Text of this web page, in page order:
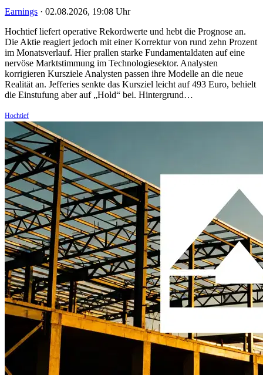
Earnings · 02.08.2026, 19:08 Uhr
Hochtief liefert operative Rekordwerte und hebt die Prognose an.
Die Aktie reagiert jedoch mit einer Korrektur von rund zehn Prozent
im Monatsverlauf. Hier prallen starke Fundamentaldaten auf eine
nervöse Marktstimmung im Technologiesektor. Analysten
korrigieren Kursziele Analysten passen ihre Modelle an die neue
Realität an. Jefferies senkte das Kursziel leicht auf 493 Euro, behielt
die Einstufung aber auf „Hold“ bei. Hintergrund…
Hochtief